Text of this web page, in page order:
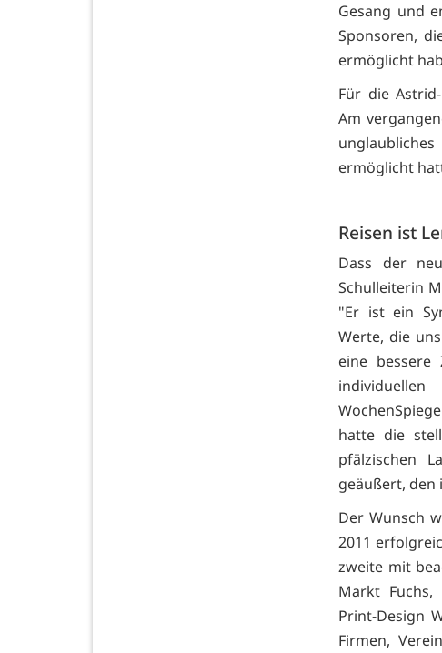
Gesang und
Sponsoren,
ermöglicht
Für die
Am
ermöglicht
Reisen ist
Dass der
Schulleiterin
"Er ist ein
Werte, die
eine
hatte die
pfälzischen
geäußert, den
Der Wunsch
2011
zweite mit
Markt Fuchs,
Print-Design
Firmen,